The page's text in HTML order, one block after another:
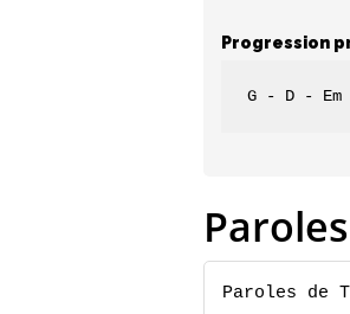
Progression
G - D - Em
Paroles
Paroles de